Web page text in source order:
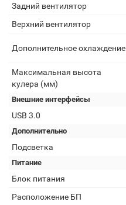
Задний вентилятор
Верхний вентилятор
Дополнительное охлаждение
Максимальная высота
кулера (мм)
Внешние интерфейсы
USB 3.0
Дополнительно
Подсветка
Питание
Блок питания
Расположение БП